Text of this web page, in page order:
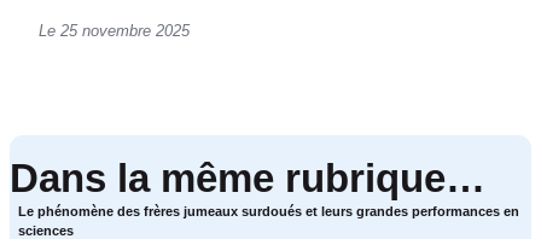
Le 25 novembre 2025
Dans la même rubrique…
Le phénomène des frères jumeaux surdoués et leurs grandes performances en
sciences